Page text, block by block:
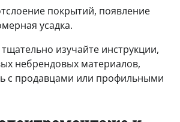
покрытий, появление
усадка.
изучайте инструкции,
небрендовых материалов,
с продавцами или профильными